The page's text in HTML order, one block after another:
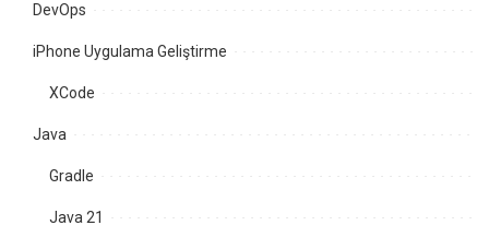
DevOps
iPhone Uygulama Geliştirme
XCode
Java
Gradle
Java 21